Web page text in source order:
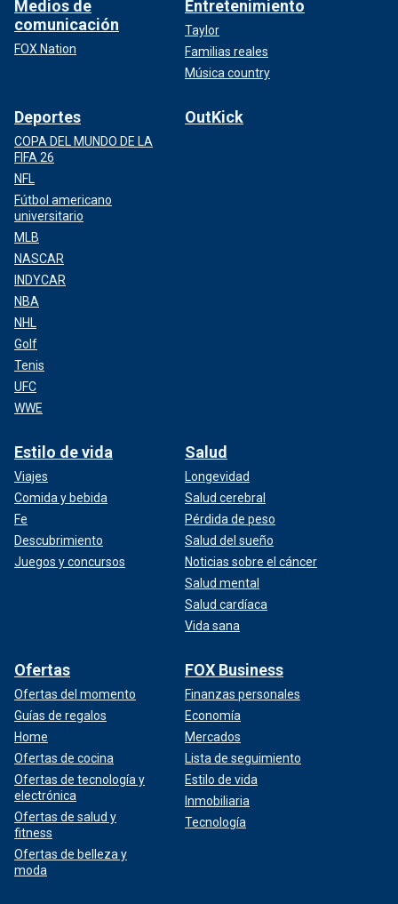
Medios de
comunicación
FOX Nation
Entretenimiento
Taylor
Familias reales
Música country
Deportes
COPA DEL MUNDO DE LA
FIFA 26
NFL
Fútbol americano
universitario
MLB
NASCAR
INDYCAR
NBA
NHL
Golf
Tenis
UFC
WWE
OutKick
Estilo de vida
Viajes
Comida y bebida
Fe
Descubrimiento
Juegos y concursos
Salud
Longevidad
Salud cerebral
Pérdida de peso
Salud del sueño
Noticias sobre el cáncer
Salud mental
Salud cardíaca
Vida sana
Ofertas
Ofertas del momento
Guías de regalos
Home
Ofertas de cocina
Ofertas de tecnología y
electrónica
Ofertas de salud y
fitness
Ofertas de belleza y
moda
FOX Business
Finanzas personales
Economía
Mercados
Lista de seguimiento
Estilo de vida
Inmobiliaria
Tecnología